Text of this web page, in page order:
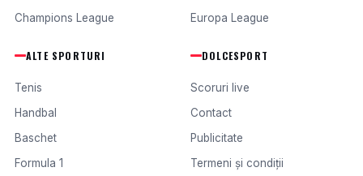
Champions League
Europa League
ALTE SPORTURI
Tenis
Handbal
Baschet
Formula 1
DOLCESPORT
Scoruri live
Contact
Publicitate
Termeni și condiții